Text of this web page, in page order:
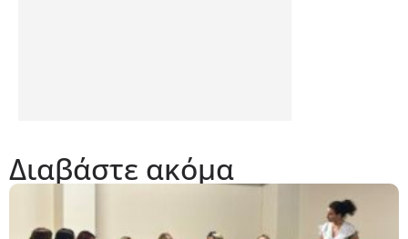
Διαβάστε ακόμα